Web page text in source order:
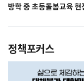
방학 중 초등돌봄교육 현
정책포커스